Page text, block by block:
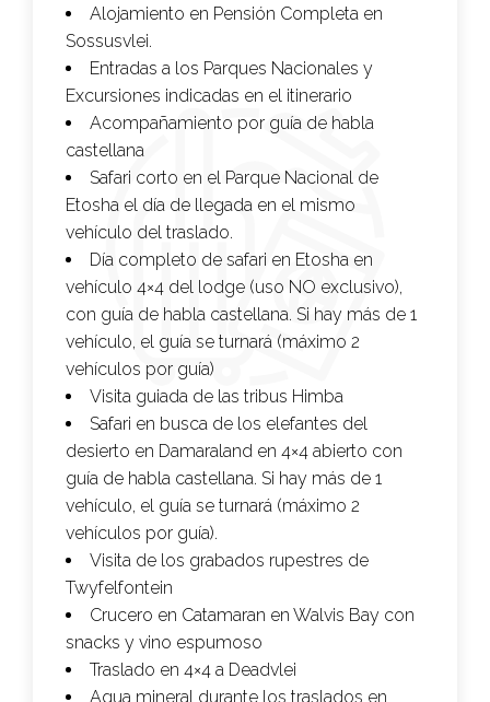
Alojamiento en Pensión Completa en
Sossusvlei.
Entradas a los Parques Nacionales y
Excursiones indicadas en el itinerario
Acompañamiento por guía de habla
castellana
Safari corto en el Parque Nacional de
Etosha el día de llegada en el mismo
vehículo del traslado.
Día completo de safari en Etosha en
vehículo 4×4 del lodge (uso NO exclusivo),
con guía de habla castellana. Si hay más de 1
vehículo, el guía se turnará (máximo 2
vehículos por guía)
Visita guiada de las tribus Himba
Safari en busca de los elefantes del
desierto en Damaraland en 4×4 abierto con
guía de habla castellana. Si hay más de 1
vehículo, el guía se turnará (máximo 2
vehículos por guía).
Visita de los grabados rupestres de
Twyfelfontein
Crucero en Catamaran en Walvis Bay con
snacks y vino espumoso
Traslado en 4×4 a Deadvlei
Agua mineral durante los traslados en